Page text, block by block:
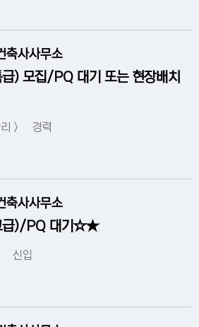
축사사무소
) 모집/PQ 대기 또는 현장배치
> 경력
축사사무소
급)/PQ 대기☆★
신입